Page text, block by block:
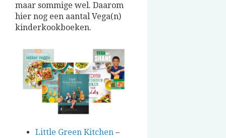
maar sommige wel. Daarom
hier nog een aantal Vega(n)
kinderkookboeken.
Little Green Kitchen –